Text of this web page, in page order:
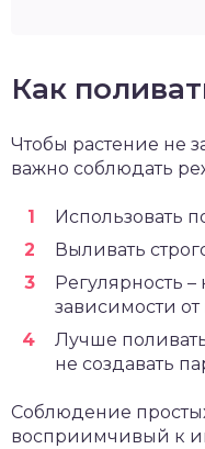
Как
Чтобы растение не
важно соблюдать
Использовать
Выливать
Регулярность
зависимости
Лучше
не создавать
Соблюдение
восприимчивый к